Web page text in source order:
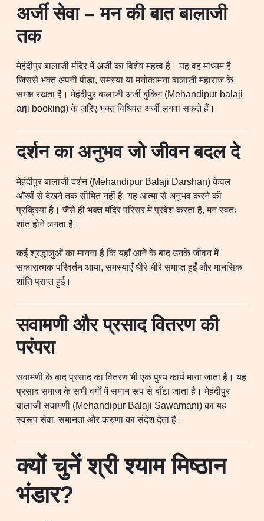
अर्जी सेवा – मन की बात बालाजी
तक
मेहंदीपुर बालाजी मंदिर में अर्जी का विशेष महत्व है। यह वह माध्यम है
जिससे भक्त अपनी पीड़ा, समस्या या मनोकामना बालाजी महाराज के
समक्ष रखता है। मेहंदीपुर बालाजी अर्जी बुकिंग (Mehandipur balaji
arji booking) के ज़रिए भक्त विधिवत अर्जी लगवा सकते हैं।
दर्शन का अनुभव जो जीवन बदल दे
मेहंदीपुर बालाजी दर्शन (Mehandipur Balaji Darshan) केवल
आँखों से देखने तक सीमित नहीं है, यह आत्मा से अनुभव करने की
प्रक्रिया है। जैसे ही भक्त मंदिर परिसर में प्रवेश करता है, मन स्वतः
शांत होने लगता है।
कई श्रद्धालुओं का मानना है कि यहाँ आने के बाद उनके जीवन में
सकारात्मक परिवर्तन आया, समस्याएँ धीरे-धीरे समाप्त हुईं और मानसिक
शांति प्राप्त हुई।
सवामणी और प्रसाद वितरण की
परंपरा
सवामणी के बाद प्रसाद का वितरण भी एक पुण्य कार्य माना जाता है। यह
प्रसाद समाज के सभी वर्गों में समान रूप से बाँटा जाता है। मेहंदीपुर
बालाजी सवामणी (Mehandipur Balaji Sawamani) का यह
स्वरूप सेवा, समानता और करुणा का संदेश देता है।
क्यों चुनें श्री श्याम मिष्ठान
भंडार?